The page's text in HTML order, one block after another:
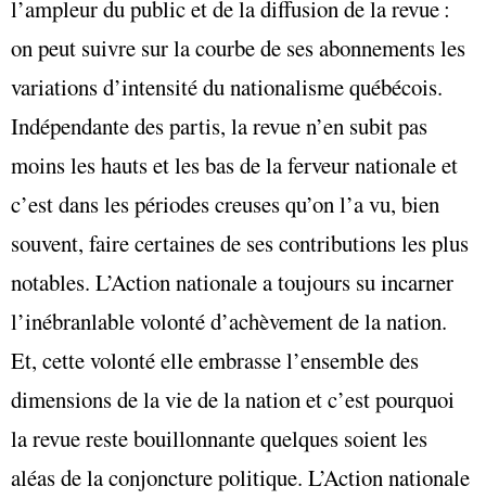
l’ampleur du public et de la diffusion de la revue :
on peut suivre sur la courbe de ses abonnements les
variations d’intensité du nationalisme québécois.
Indépendante des partis, la revue n’en subit pas
moins les hauts et les bas de la ferveur nationale et
c’est dans les périodes creuses qu’on l’a vu, bien
souvent, faire certaines de ses contributions les plus
notables. L’Action nationale a toujours su incarner
l’inébranlable volonté d’achèvement de la nation.
Et, cette volonté elle embrasse l’ensemble des
dimensions de la vie de la nation et c’est pourquoi
la revue reste bouillonnante quelques soient les
aléas de la conjoncture politique. L’Action nationale